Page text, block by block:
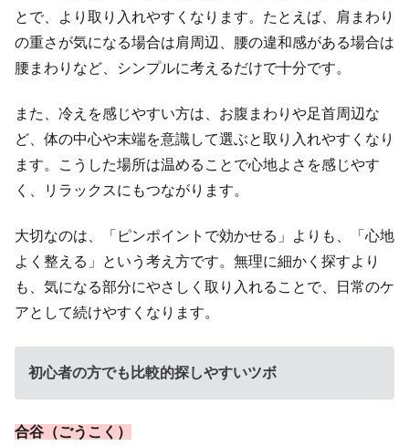
とで、より取り入れやすくなります。たとえば、肩まわり
の重さが気になる場合は肩周辺、腰の違和感がある場合は
腰まわりなど、シンプルに考えるだけで十分です。
また、冷えを感じやすい方は、お腹まわりや足首周辺な
ど、体の中心や末端を意識して選ぶと取り入れやすくなり
ます。こうした場所は温めることで心地よさを感じやす
く、リラックスにもつながります。
大切なのは、「ピンポイントで効かせる」よりも、「心地
よく整える」という考え方です。無理に細かく探すより
も、気になる部分にやさしく取り入れることで、日常のケ
アとして続けやすくなります。
初心者の方でも比較的探しやすいツボ
合谷（ごうこく）